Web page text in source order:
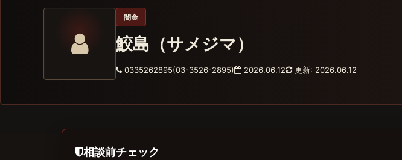
闇金
鮫島（サメジマ）
0335262895(03-3526-2895) 2026.06.12 更新: 2026.06.12
相談前チェック